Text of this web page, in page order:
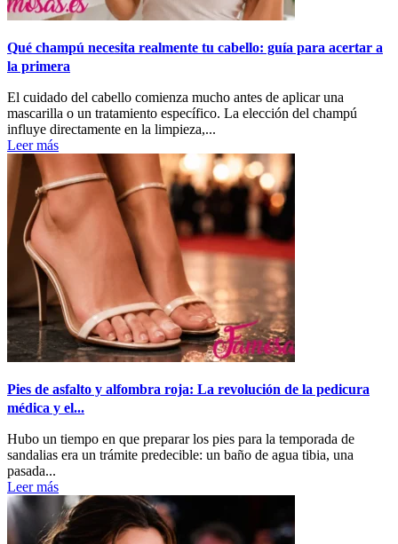
Qué champú necesita realmente tu cabello: guía para acertar a
la primera
El cuidado del cabello comienza mucho antes de aplicar una
mascarilla o un tratamiento específico. La elección del champú
influye directamente en la limpieza,...
Leer más
Pies de asfalto y alfombra roja: La revolución de la pedicura
médica y el...
Hubo un tiempo en que preparar los pies para la temporada de
sandalias era un trámite predecible: un baño de agua tibia, una
pasada...
Leer más